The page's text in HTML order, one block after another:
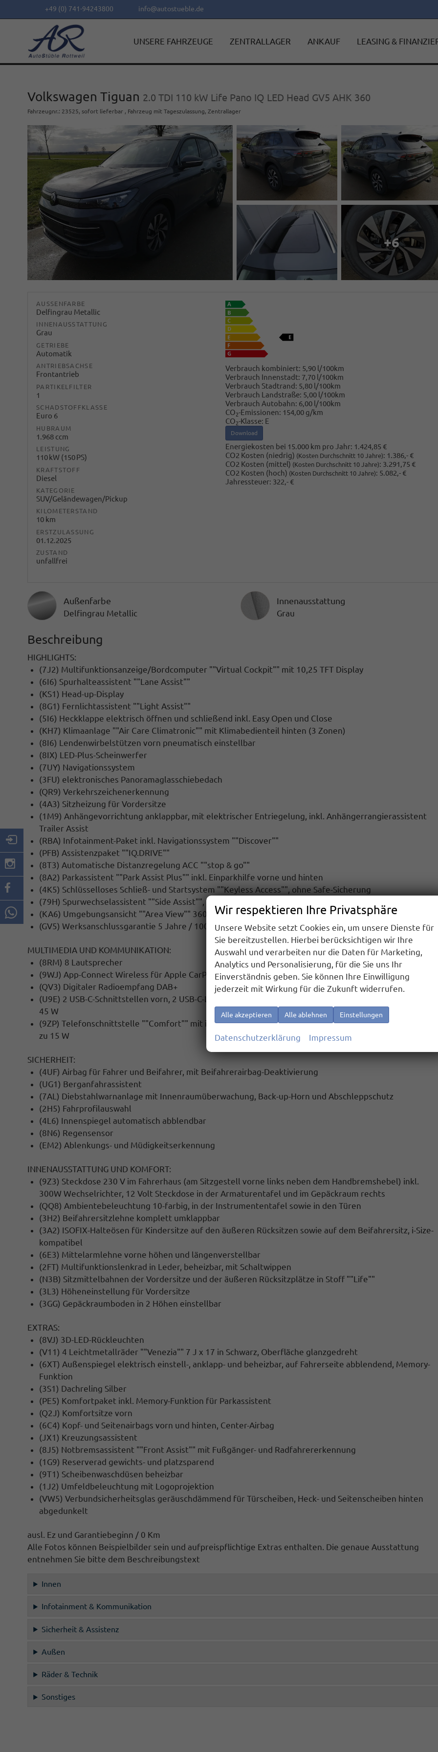
+49 (0) 741-94243800 info@autostueble.de
UNSERE FAHRZEUGE ZENTRALLAGER ANKAUF LEASING &
Volkswagen Tiguan 2.0 TDI 110 kW Life Pano IQ LED Head GV5 AHK 360
Fahrzeugnr.: 23525, sofort lieferbar , Fahrzeug mit Tageszulassung, Zentrallager
+6
AUSSENFARBE
Delfingrau Metallic
INNENAUSSTATTUNG
Grau
GETRIEBE
Automatik
ANTRIEBSACHSE
Frontantrieb
PARTIKELFILTER
1
SCHADSTOFFKLASSE
Euro 6
HUBRAUM
1.968 ccm
LEISTUNG
110 kW (150 PS)
KRAFTSTOFF
Diesel
KATEGORIE
SUV/Geländewagen/Pickup
KILOMETERSTAND
10 km
ERSTZULASSUNG
01.12.2025
ZUSTAND
unfallfrei
Verbrauch kombiniert: 5,90 l/100km
Verbrauch Innenstadt: 7,70 l/100km
Verbrauch Stadtrand: 5,80 l/100km
Verbrauch Landstraße: 5,00 l/100km
Verbrauch Autobahn: 6,00 l/100km
CO2-Emissionen: 154,00 g/km
CO2-Klasse: E
Download
Energiekosten bei 15.000 km pro Jahr: 1.424,85 €
CO2 Kosten (niedrig) (Kosten Durchschnitt 10 Jahre): 1.386,- €
CO2 Kosten (mittel) (Kosten Durchschnitt 10 Jahre): 3.291,75 €
CO2 Kosten (hoch) (Kosten Durchschnitt 10 Jahre): 5.082,- €
Jahressteuer: 322,- €
Außenfarbe
Delfingrau Metallic
InnenausstattungInnenausstattung
Grau
Beschreibung
HIGHLIGHTS:
(7J2) Multifunktionsanzeige/Bordcomputer ""Virtual Cockpit"" mit 10,25 TFT Display
(6I6) Spurhalteassistent ""Lane Assist""
(KS1) Head-up-Display
(8G1) Fernlichtassistent ""Light Assist""
(5I6) Heckklappe elektrisch öffnen und schließend inkl. Easy Open und Close
(KH7) Klimaanlage ""Air Care Climatronic"" mit Klimabedienteil hinten (3 Zonen)
(8I6) Lendenwirbelstützen vorn pneumatisch einstellbar
(8IX) LED-Plus-Scheinwerfer
(7UY) Navigationssystem
(3FU) elektronisches Panoramaglasschiebedach
(QR9) Verkehrszeichenerkennung
(4A3) Sitzheizung für Vordersitze
(1M9) Anhängevorrichtung anklappbar, mit elektrischer Entriegelung, inkl. Anhängerrangierassistent
Trailer Assist
(RBA) Infotainment-Paket inkl. Navigationssystem ""Discover""
(PFB) Assistenzpaket ""IQ.DRIVE""
(8T3) Automatische Distanzregelung ACC ""stop & go""
(8A2) Parkassistent ""Park Assist Plus"" inkl. Einparkhilfe vorne und hinten
(4K5) Schlüsselloses Schließ- und Startsystem ""Keyless Access"", ohne Safe-Sicherung
(79H) Spurwechselassistent ""Side Assist"", Ausparkassistent und Ausstiegswarnung
(KA6) Umgebungsansicht ""Area View"" 360 Grad Kamera
(GV5) Werksanschlussgarantie 5 Jahre / 100.000 Km
MULTIMEDIA UND KOMMUNIKATION:
(8RM) 8 Lautsprecher
(9WJ) App-Connect Wireless für Apple CarPlay und Android Auto
(QV3) Digitaler Radioempfang DAB+
(U9E) 2 USB-C-Schnittstellen vorn, 2 USB-C-Ladebuchsen an der Mittelkonsole hinten, Ladeleistung bis
45 W
(9ZP) Telefonschnittstelle ""Comfort"" mit induktiver Ladefunktionfür 2 Smartphones, Ladeleistung bis
zu 15 W
SICHERHEIT:
(4UF) Airbag für Fahrer und Beifahrer, mit Beifahrerairbag-Deaktivierung
(UG1) Berganfahrassistent
(7AL) Diebstahlwarnanlage mit Innenraumüberwachung, Back-up-Horn und Abschleppschutz
(2H5) Fahrprofilauswahl
(4L6) Innenspiegel automatisch abblendbar
(8N6) Regensensor
(EM2) Ablenkungs- und Müdigkeitserkennung
INNENAUSSTATTUNG UND KOMFORT:
(9Z3) Steckdose 230 V im Fahrerhaus (am Sitzgestell vorne links neben dem Handbremshebel) inkl.
300W Wechselrichter, 12 Volt Steckdose in der Armaturentafel und im Gepäckraum rechts
(QQ8) Ambientebeleuchtung 10-farbig, in der Instrumententafel sowie in den Türen
(3H2) Beifahrersitzlehne komplett umklappbar
(3A2) ISOFIX-Halteösen für Kindersitze auf den äußeren Rücksitzen sowie auf dem Beifahrersitz, i-Size-
kompatibel
(6E3) Mittelarmlehne vorne höhen und längenverstellbar
(2FT) Multifunktionslenkrad in Leder, beheizbar, mit Schaltwippen
(N3B) Sitzmittelbahnen der Vordersitze und der äußeren Rücksitzplätze in Stoff ""Life""
(3L3) Höheneinstellung für Vordersitze
(3GG) Gepäckraumboden in 2 Höhen einstellbar
EXTRAS:
(8VJ) 3D-LED-Rückleuchten
(V11) 4 Leichtmetallräder ""Venezia"" 7 J x 17 in Schwarz, Oberfläche glanzgedreht
(6XT) Außenspiegel elektrisch einstell-, anklapp- und beheizbar, auf Fahrerseite abblendend, Memory-
Funktion
(3S1) Dachreling Silber
(PE5) Komfortpaket inkl. Memory-Funktion für Parkassistent
(Q2J) Komfortsitze vorn
(6C4) Kopf- und Seitenairbags vorn und hinten, Center-Airbag
(JX1) Kreuzungsassistent
(8J5) Notbremsassistent ""Front Assist"" mit Fußgänger- und Radfahrererkennung
(1G9) Reserverad gewichts- und platzsparend
(9T1) Scheibenwaschdüsen beheizbar
(1J2) Umfeldbeleuchtung mit Logoprojektion
(VW5) Verbundsicherheitsglas geräuschdämmend für Türscheiben, Heck- und Seitenscheiben hinten
abgedunkelt
ausl. Ez und Garantiebeginn / 0 Km
Alle Fotos können Beispielbilder sein und aufpreispflichtige Extras enthalten. Die genaue Ausstattung
entnehmen Sie bitte dem Beschreibungstext
Innen
Infotainment & Kommunikation
Sicherheit & Assistenz
Außen
Räder & Technik
Sonstiges
Wir respektieren Ihre Privatsphäre
Unsere Website setzt Cookies ein, um unsere Dienste für
Sie bereitzustellen. Hierbei berücksichtigen wir Ihre
Auswahl und verarbeiten nur die Daten für Marketing,
Analytics und Personalisierung, für die Sie uns Ihr
Einverständnis geben. Sie können Ihre Einwilligung
jederzeit mit Wirkung für die Zukunft widerrufen.
Alle akzeptieren Alle ablehnen Einstellungen
Datenschutzerklärung Impressum